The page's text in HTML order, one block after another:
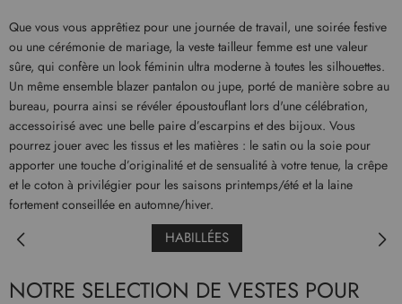
Que vous vous apprêtiez pour une journée de travail, une soirée festive
ou une cérémonie de mariage, la veste tailleur femme est une valeur
sûre, qui confère un look féminin ultra moderne à toutes les silhouettes.
Un même ensemble blazer pantalon ou jupe, porté de manière sobre au
bureau, pourra ainsi se révéler époustouflant lors d'une célébration,
accessoirisé avec une belle paire d’escarpins et des bijoux. Vous
pourrez jouer avec les tissus et les matières : le satin ou la soie pour
apporter une touche d’originalité et de sensualité à votre tenue, la crêpe
et le coton à privilégier pour les saisons printemps/été et la laine
fortement conseillée en automne/hiver.
HABILLÉES
NOTRE SELECTION DE VESTES POUR